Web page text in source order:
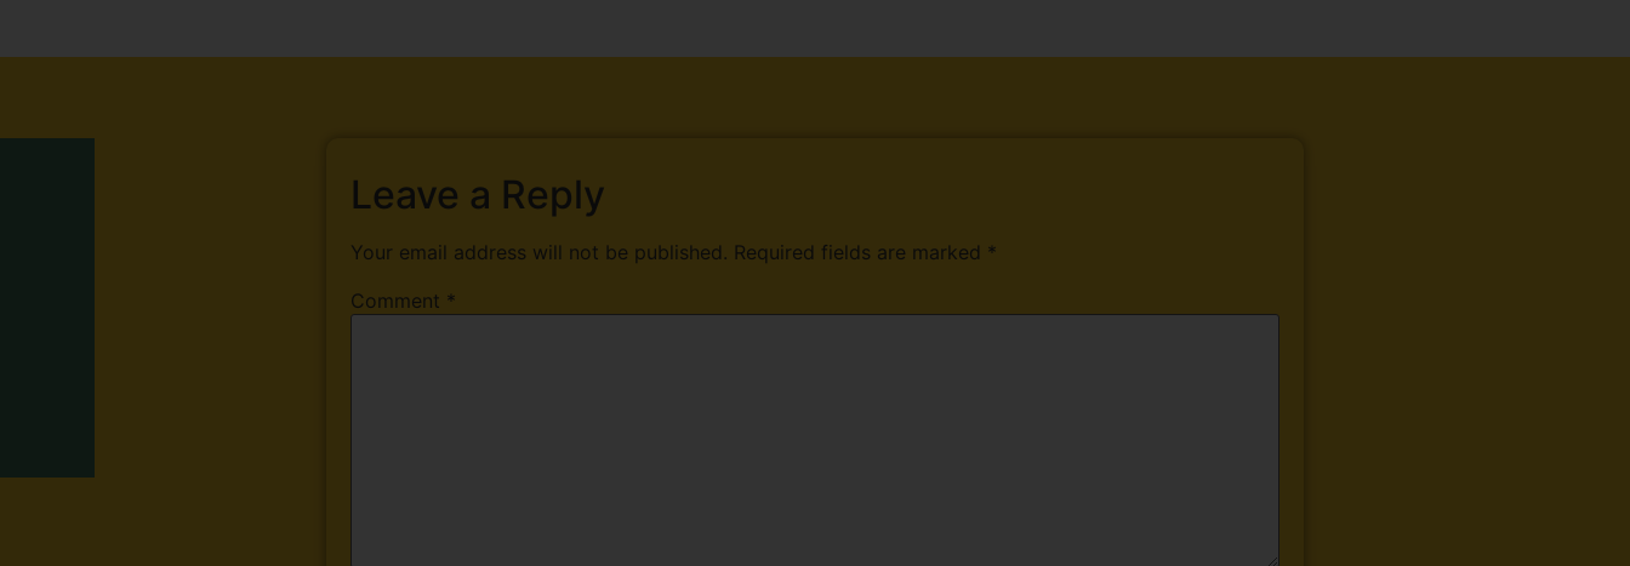
Leave a Reply
Your email address will not be published. Required fields are marked *
Comment *